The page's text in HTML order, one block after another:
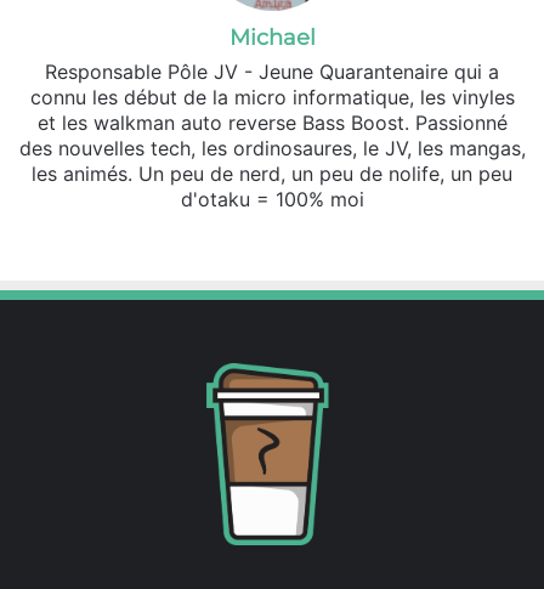
Michael
Responsable Pôle JV - Jeune Quarantenaire qui a
connu les début de la micro informatique, les vinyles
et les walkman auto reverse Bass Boost. Passionné
des nouvelles tech, les ordinosaures, le JV, les mangas,
les animés. Un peu de nerd, un peu de nolife, un peu
d'otaku = 100% moi